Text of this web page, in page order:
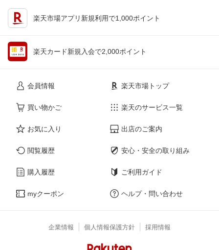
楽天市場アプリ新規利用で1,000ポイント
楽天カード新規入会で2,000ポイント
会員情報
買い物かご
お気に入り
閲覧履歴
購入履歴
myクーポン
楽天市場トップ
楽天のサービス一覧
出店のご案内
安心・安全の取り組み
ご利用ガイド
ヘルプ・問い合わせ
企業情報 個人情報保護方針 採用情報